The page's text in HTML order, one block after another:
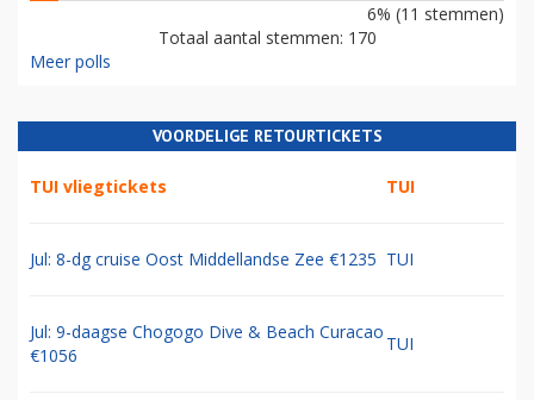
6% (11 stemmen)
Totaal aantal stemmen: 170
Meer polls
VOORDELIGE RETOURTICKETS
TUI vliegtickets TUI
Jul: 8-dg cruise Oost Middellandse Zee €1235 TUI
Jul: 9-daagse Chogogo Dive & Beach Curacao
€1056
TUI